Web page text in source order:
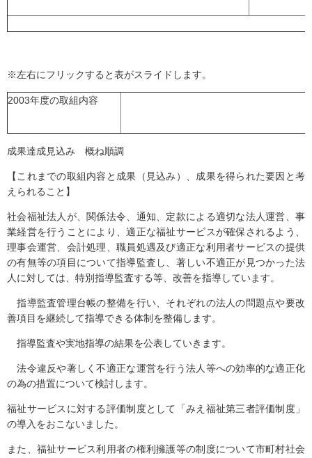
※左右にフリックすると表がスライドします。
2003年度の取組内容
成果達成見込み 概ね順調
【これまでの取組内容と成果（見込み）、成果を得られた要因と考
えられること】
社会福祉法人が、関係法令、通知、定款による適切な法人運営、事
業経営を行うことにより、適正な福祉サービスが確保されるよう、
理事会運営、会計処理、職員処遇及び適正な利用者サービスの提供
の有無等の項目について指導監査し、著しい不適正が見つかった法
人に対しては、特別指導監査する等、改善を指導しています。
指導監査管理台帳の整備を行い、それぞれの法人の問題点や要改
善項目を継続して指導できる体制を整備します。
指導監査や実地指導の結果を公表していきます。
法令違反や著しく不適正な運営を行う法人等への効率的な適正化
の為の措置について検討します。
福祉サービスに対する評価制度として「みえ福祉第三者評価制度」
の導入をおこないました。
また、福祉サービス利用者の権利擁護等の制度について市町村社会